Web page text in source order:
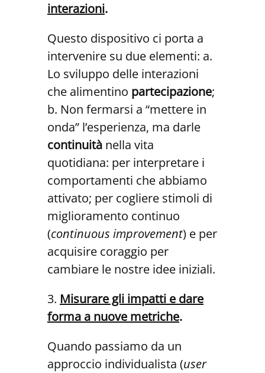
interazioni.
Questo dispositivo ci porta a
intervenire su due elementi: a.
Lo sviluppo delle interazioni
che alimentino partecipazione;
b. Non fermarsi a “mettere in
onda” l’esperienza, ma darle
continuità nella vita
quotidiana: per interpretare i
comportamenti che abbiamo
attivato; per cogliere stimoli di
miglioramento continuo
(continuous improvement) e per
acquisire coraggio per
cambiare le nostre idee iniziali.
3. Misurare gli impatti e dare
forma a nuove metriche.
Quando passiamo da un
approccio individualista (user